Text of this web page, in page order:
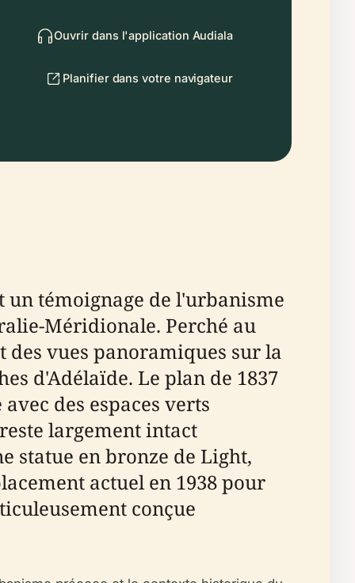
Ouvrir dans l'application Audiala
Planifier dans votre navigateur
témoignage de l'urbanisme
Méridionale. Perché au
vues panoramiques sur la
d'Adélaïde. Le plan de 1837
des espaces verts
largement intact
statue en bronze de Light,
actuel en 1938 pour
conçue